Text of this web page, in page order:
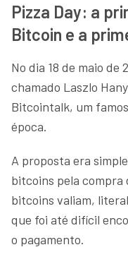
Pizza Day: a
Bitcoin e a
No dia 18 de maio de
chamado Laszlo
Bitcointalk, um
época.
A proposta era
bitcoins pela compra
bitcoins valiam,
que foi até difícil
o pagamento.